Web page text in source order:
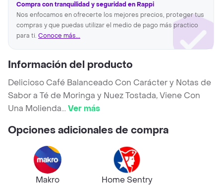
Compra con tranquilidad y seguridad en Rappi
Nos enfocamos en ofrecerte los mejores precios, proteger tus
compras y que puedas utilizar el medio de pago más practico
para ti. Conoce más...
Información del producto
Delicioso Café Balanceado Con Carácter y Notas de
Sabor a Té de Moringa y Nuez Tostada, Viene Con
Una Molienda...Ver más
Opciones adicionales de compra
Makro
Home Sentry